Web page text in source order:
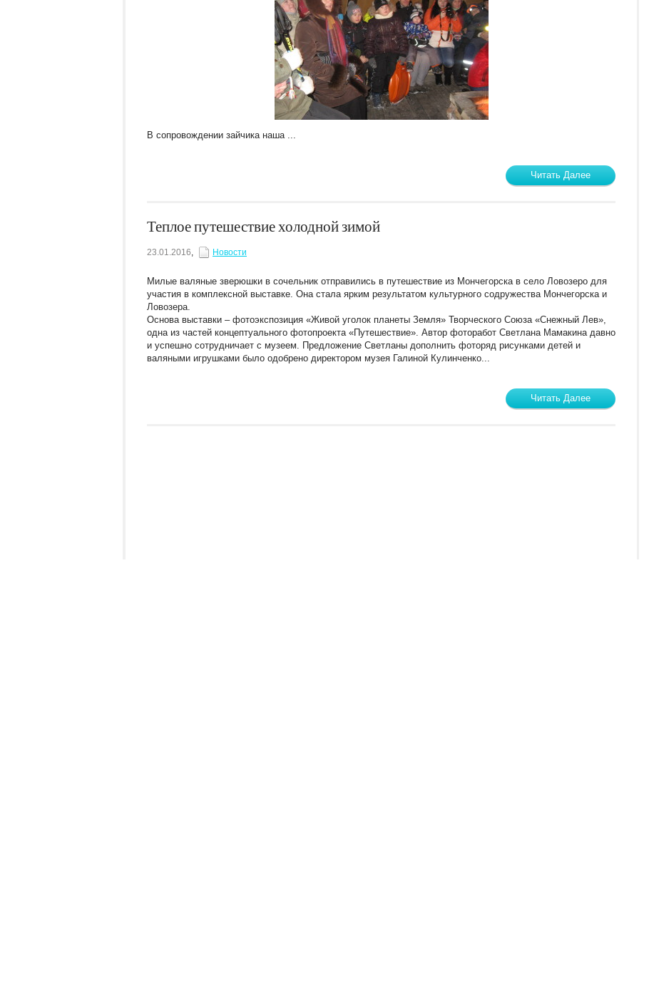
В сопровождении зайчика наша ...
Читать Далее
Теплое путешествие холодной зимой
23.01.2016, Новости
Милые валяные зверюшки в сочельник отправились в путешествие из Мончегорска в село Ловозеро для
участия в комплексной выставке. Она стала ярким результатом культурного содружества Мончегорска и
Ловозера.
Основа выставки – фотоэкспозиция «Живой уголок планеты Земля» Творческого Союза «Снежный Лев»,
одна из частей концептуального фотопроекта «Путешествие». Автор фоторабот Светлана Мамакина давно
и успешно сотрудничает с музеем. Предложение Светланы дополнить фоторяд рисунками детей и
валяными игрушками было одобрено директором музея Галиной Кулинченко...
Читать Далее